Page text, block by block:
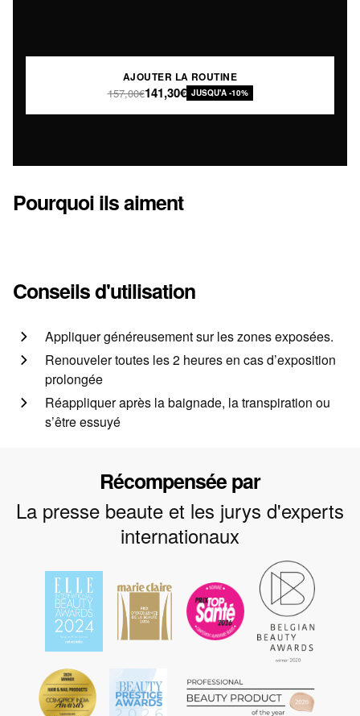
AJOUTER LA ROUTINE
157,00€141,30€ JUSQU'A -10%
Pourquoi ils aiment
Conseils d'utilisation
Appliquer généreusement sur les zones exposées.
Renouveler toutes les 2 heures en cas d’exposition
prolongée
Réappliquer après la baignade, la transpiration ou
s’être essuyé
Récompensée par
La presse beaute et les jurys d'experts
internationaux